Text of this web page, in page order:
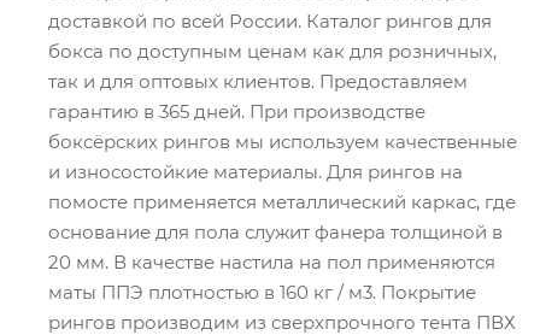
доставкой по всей России. Каталог рингов для
бокса по доступным ценам как для розничных,
так и для оптовых клиентов. Предоставляем
гарантию в 365 дней. При производстве
боксёрских рингов мы используем качественные
и износостойкие материалы. Для рингов на
помосте применяется металлический каркас, где
основание для пола служит фанера толщиной в
20 мм. В качестве настила на пол применяются
маты ППЭ плотностью в 160 кг / м3. Покрытие
рингов производим из сверхпрочного тента ПВХ